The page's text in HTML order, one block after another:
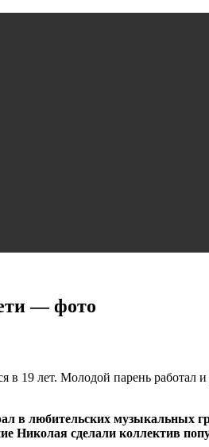
— фото
19 лет. Молодой парень работал
в любительских музыкальных
Николая сделали коллектив